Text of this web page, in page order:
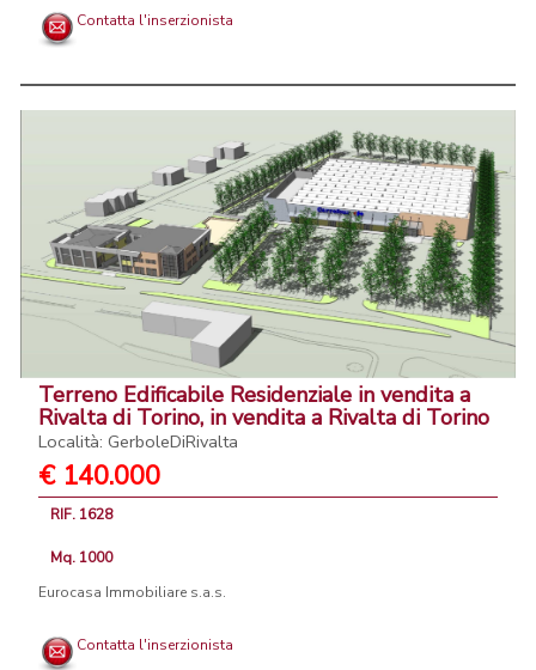
Contatta l'inserzionista
Terreno Edificabile Residenziale in vendita a
Rivalta di Torino, in vendita a Rivalta di Torino
Località: GerboleDiRivalta
€ 140.000
RIF. 1628
Mq. 1000
Eurocasa Immobiliare s.a.s.
Contatta l'inserzionista